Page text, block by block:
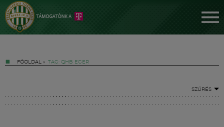
FŐOLDAL » TAG: QHB EGER
SZŰRÉS